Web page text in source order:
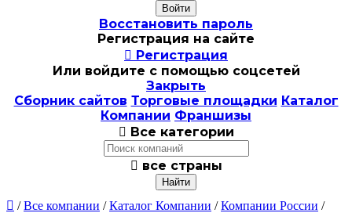
Восстановить пароль
Регистрация на сайте
 Регистрация
Или войдите с помощью соцсетей
Закрыть
Сборник сайтов Торговые площадки Каталог
Компании Франшизы
 Все категории
 все страны
 /Все компании /Каталог Компании /Компании России /